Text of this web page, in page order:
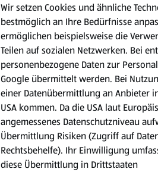
Wir setzen Cookies und ähnliche
bestmöglich an Ihre Bedürfnisse
ermöglichen beispielsweise die
Teilen auf sozialen Netzwerken. Bei
personenbezogene Daten zur
Google übermittelt werden. Bei
einer Datenübermittlung an Anbieter
USA kommen. Da die USA laut
angemessenes Datenschutzniveau
Übermittlung Risiken (Zugriff auf
Rechtsbehelfe). Ihr Einwilligung
diese Übermittlung in Drittstaaten